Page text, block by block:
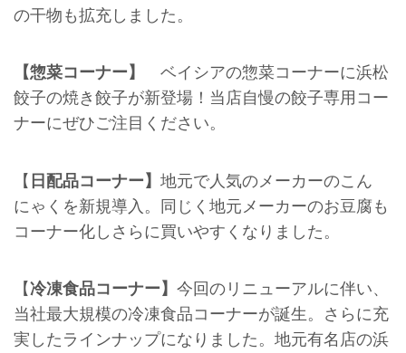
の干物も拡充しました。
【惣菜コーナー】 ベイシアの惣菜コーナーに浜松
餃子の焼き餃子が新登場！当店自慢の餃子専用コー
ナーにぜひご注目ください。
【日配品コーナー】 地元で人気のメーカーのこん
にゃくを新規導入。同じく地元メーカーのお豆腐も
コーナー化しさらに買いやすくなりました。
【冷凍食品コーナー】 今回のリニューアルに伴い、
当社最大規模の冷凍食品コーナーが誕生。さらに充
実したラインナップになりました。地元有名店の浜